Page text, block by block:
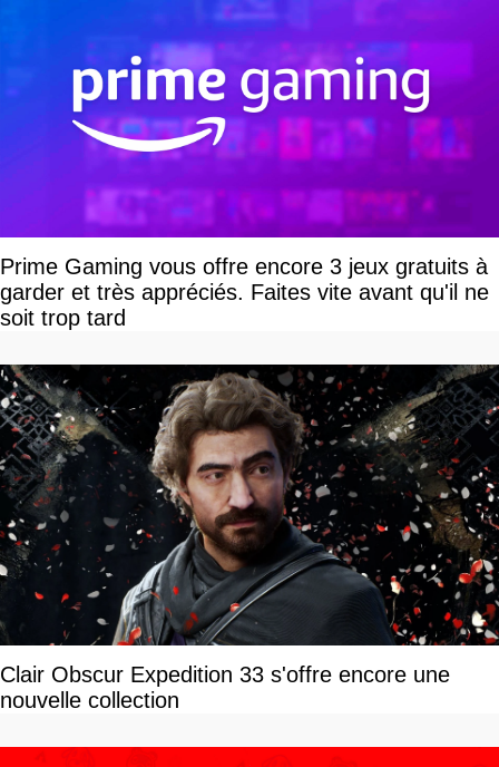
Prime Gaming vous offre encore 3 jeux gratuits à
garder et très appréciés. Faites vite avant qu'il ne
soit trop tard
Clair Obscur Expedition 33 s'offre encore une
nouvelle collection